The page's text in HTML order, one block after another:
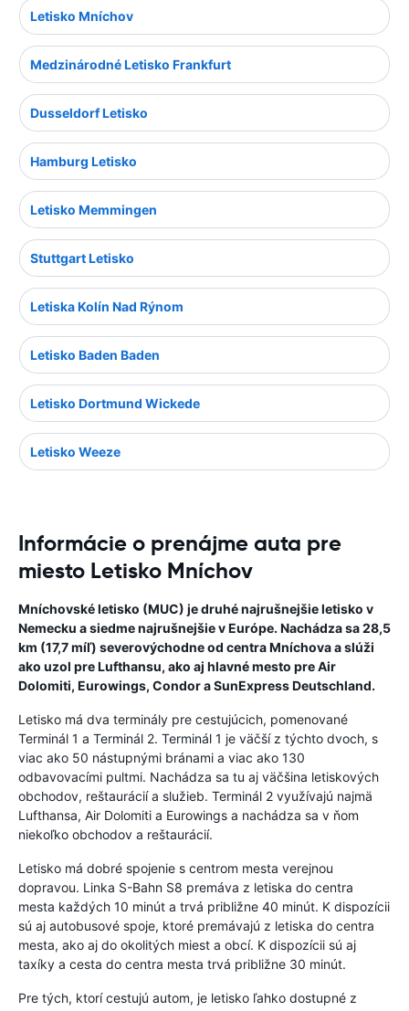
Letisko Mníchov
Medzinárodné Letisko Frankfurt
Dusseldorf Letisko
Hamburg Letisko
Letisko Memmingen
Stuttgart Letisko
Letiska Kolín Nad Rýnom
Letisko Baden Baden
Letisko Dortmund Wickede
Letisko Weeze
Informácie o prenájme auta pre
miesto Letisko Mníchov
Mníchovské letisko (MUC) je druhé najrušnejšie letisko v
Nemecku a siedme najrušnejšie v Európe. Nachádza sa 28,5
km (17,7 míľ) severovýchodne od centra Mníchova a slúži
ako uzol pre Lufthansu, ako aj hlavné mesto pre Air
Dolomiti, Eurowings, Condor a SunExpress Deutschland.
Letisko má dva terminály pre cestujúcich, pomenované
Terminál 1 a Terminál 2. Terminál 1 je väčší z týchto dvoch, s
viac ako 50 nástupnými bránami a viac ako 130
odbavovacími pultmi. Nachádza sa tu aj väčšina letiskových
obchodov, reštaurácií a služieb. Terminál 2 využívajú najmä
Lufthansa, Air Dolomiti a Eurowings a nachádza sa v ňom
niekoľko obchodov a reštaurácií.
Letisko má dobré spojenie s centrom mesta verejnou
dopravou. Linka S-Bahn S8 premáva z letiska do centra
mesta každých 10 minút a trvá približne 40 minút. K dispozícii
sú aj autobusové spoje, ktoré premávajú z letiska do centra
mesta, ako aj do okolitých miest a obcí. K dispozícii sú aj
taxíky a cesta do centra mesta trvá približne 30 minút.
Pre tých, ktorí cestujú autom, je letisko ľahko dostupné z